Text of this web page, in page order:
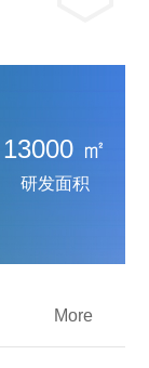
13000 ㎡
研发面积
More